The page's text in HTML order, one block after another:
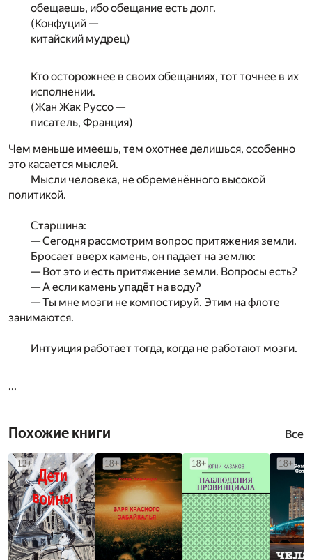
обещаешь, ибо обещание есть долг.
(Конфуций —
китайский мудрец)
Кто осторожнее в своих обещаниях, тот точнее в их
исполнении.
(Жан Жак Руссо —
писатель, Франция)
Чем меньше имеешь, тем охотнее делишься, особенно
это касается мыслей.
Мысли человека, не обременённого высокой
политикой.
Старшина:
— Сегодня рассмотрим вопрос притяжения земли.
Бросает вверх камень, он падает на землю:
— Вот это и есть притяжение земли. Вопросы есть?
— А если камень упадёт на воду?
— Ты мне мозги не компостируй. Этим на флоте
занимаются.
Интуиция работает тогда, когда не работают мозги.
...
Похожие книги Все